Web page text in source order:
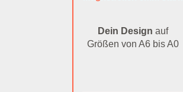
Dein Design auf
Größen von A6 bis A0